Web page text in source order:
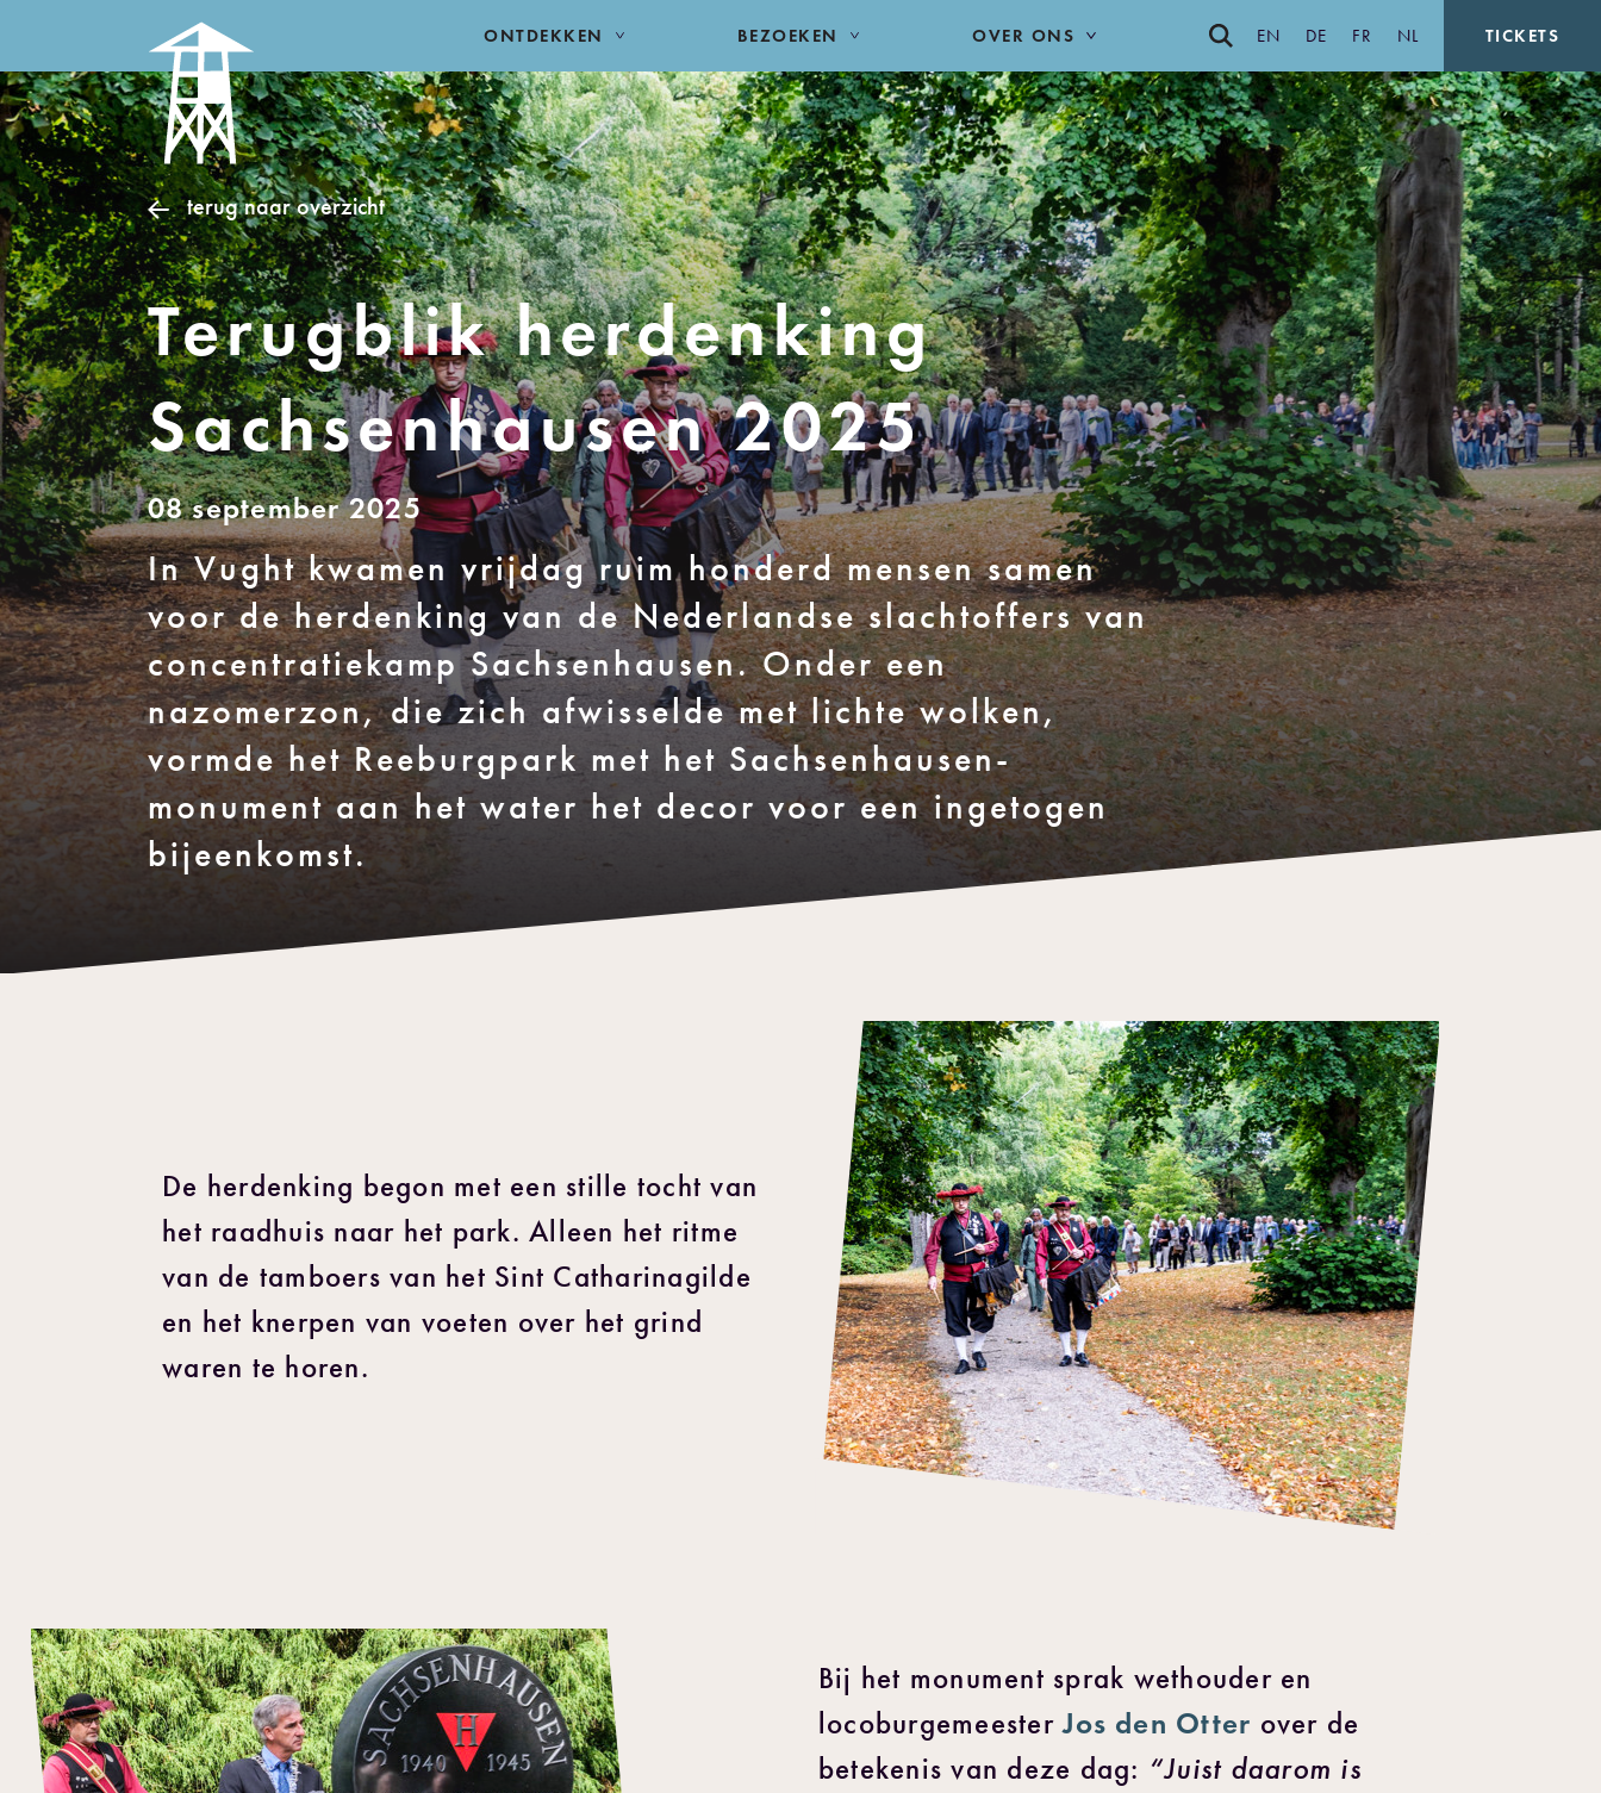
ONTDEKKEN BEZOEKEN OVER ONS EN DE FR NL TICKETS
terug naar overzicht
Terugblik herdenking
Sachsenhausen 2025
08 september 2025
In Vught kwamen vrijdag ruim honderd mensen samen
voor de herdenking van de Nederlandse slachtoffers van
concentratiekamp Sachsenhausen. Onder een
nazomerzon, die zich afwisselde met lichte wolken,
vormde het Reeburgpark met het Sachsenhausen-
monument aan het water het decor voor een ingetogen
bijeenkomst.
De herdenking begon met een stille tocht van
het raadhuis naar het park. Alleen het ritme
van de tamboers van het Sint Catharinagilde
en het knerpen van voeten over het grind
waren te horen.
Bij het monument sprak wethouder en
locoburgemeesterJos den Otter over de
betekenis van deze dag: “Juist daarom is